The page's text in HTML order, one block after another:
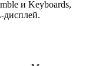
и Keyboards,
дисплей.